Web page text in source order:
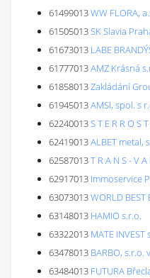
61499013WW FLORA,
61505013SK Slavia
61673013 LABE
61777013AMZ Krásná
61858013Zakládání
61945013AMSI, spol. s
62240013S T E R R O S
62419013ALBET metal,
62587013T R A N S - V
62917013 Immoservice
63073013WORLD BEST
63148013 HAMIO s.r.o.
63322013 MATE INVEST
63478013 BARBO, s.r.o.
63484013 FUTURA